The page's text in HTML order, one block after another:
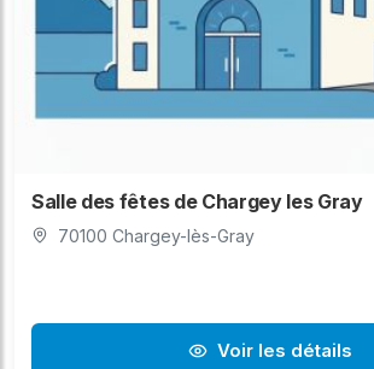
Salle des fêtes de Chargey les Gray
70100 Chargey-lès-Gray
Voir les détails